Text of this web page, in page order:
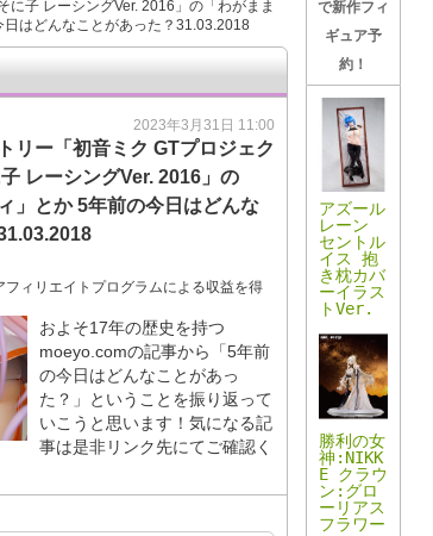
に子 レーシングVer. 2016」の「わがまま
はどんなことがあった？31.03.2018
2023年3月31日 11:00
リー「初音ミク GTプロジェク
レーシングVer. 2016」の
」とか 5年前の今日はどんな
フィリエイトプログラムによる収益を得
およそ17年の歴史を持つ
moeyo.comの記事から「5年前
の今日はどんなことがあっ
た？」ということを振り返って
いこうと思います！気になる記
事は是非リンク先にてご確認く
で新作フィ
ギュア予
約！
アズール
レーン
セントル
イス 抱
き枕カバ
ーイラス
トVer.
勝利の女
神:NIKK
E クラウ
ン:グロ
ーリアス
フラワー